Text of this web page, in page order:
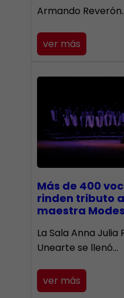
Armando
ver más
Más de 400
rinden tributo
maestra
​La Sala Anna Julia
Unearte se llenó…
ver más